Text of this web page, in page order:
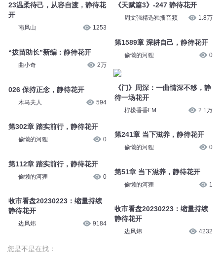
23温柔待己，从容自渡，静待花
开
南风山 1253
“拔苗助长”新编：静待花开
曲小奇 2万
026 保持正念，静待花开
木马夫人 594
第302章 踏实前行，静待花开
偷懒的河狸 0
第112章 踏实前行，静待花开
偷懒的河狸 0
收市看盘20230223：缩量持续
静待花开
边风炜 9184
《天赋篇3》-247 静待花开
周文强精选独播音频 1.8万
第1589章 深耕自己，静待花开
偷懒的河狸 0
《门》周深：一曲情深不移，静
待一场花开
柠檬香香FM 2.1万
第241章 当下滋养，静待花开
偷懒的河狸 0
第51章 当下滋养，静待花开
偷懒的河狸 1
收市看盘20230223：缩量持续
静待花开
边风炜 4232
您是不是在找：